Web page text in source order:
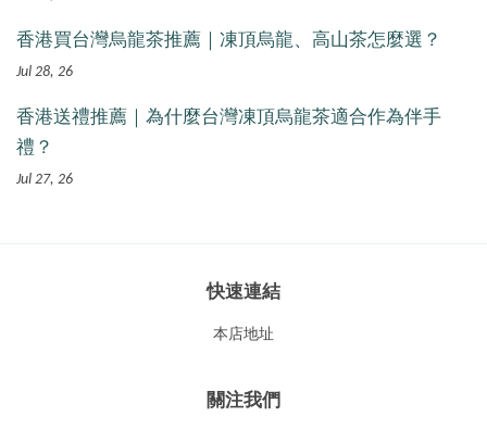
香港買台灣烏龍茶推薦｜凍頂烏龍、高山茶怎麼選？
Jul 28, 26
香港送禮推薦｜為什麼台灣凍頂烏龍茶適合作為伴手
禮？
Jul 27, 26
快速連結
本店地址
關注我們